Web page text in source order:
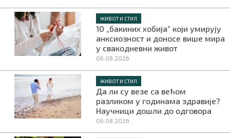
ЖИВОТ И СТИЛ
10 „бакиних хобија” који умирују
анксиозност и доносе више мира
у свакодневни живот
06.08.2026.
ЖИВОТ И СТИЛ
Да ли су везе са већом
разликом у годинама здравије?
Научници дошли до одговора
06.08.2026.